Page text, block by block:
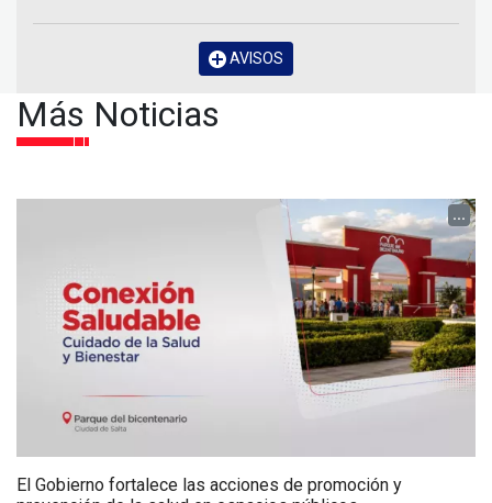
AVISOS
Más Noticias
...
El Gobierno fortalece las acciones de promoción y